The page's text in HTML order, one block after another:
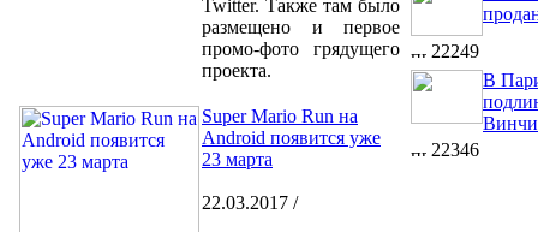
Twitter. Также там было
размещено и первое
промо-фото грядущего
проекта.
Super Mario Run на
Android появится уже
23 марта
22.03.2017 /
22249
В
Винчи
22346